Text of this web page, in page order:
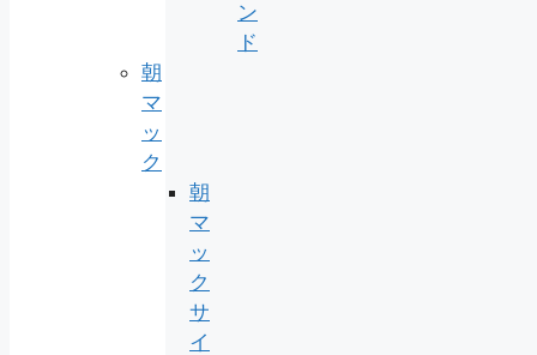
ン
ド
朝
マ
ッ
ク
朝
マ
ッ
ク
サ
イ